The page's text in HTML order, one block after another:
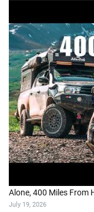
Alone, 400 Miles From
July 19, 2026